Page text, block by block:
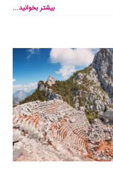
بیشتر بخوانید...